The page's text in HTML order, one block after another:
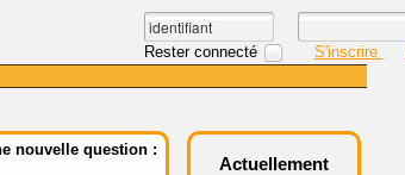
Rester connecté S'inscrire
nouvelle question :
Actuellement